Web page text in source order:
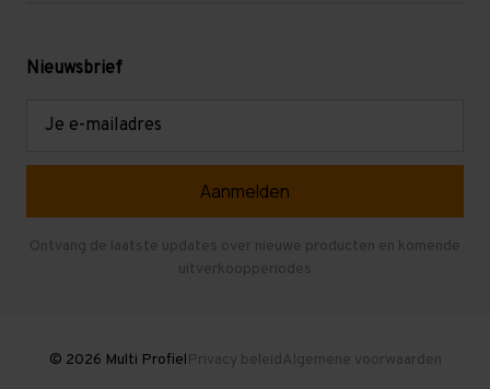
Levering en afhalen
Mezzanine
Gebruikte entresolvloeren
Nieuwsbrief
Ontvang de laatste updates over nieuwe producten en komende
uitverkoopperiodes
© 2026 Multi ProfielPrivacy beleidAlgemene voorwaarden